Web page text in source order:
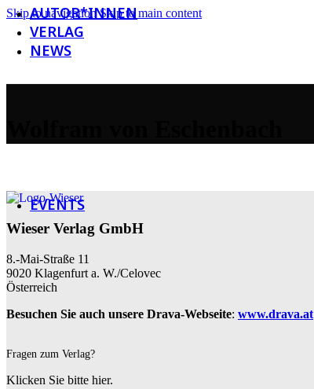
Skip to navigationSkip to main content
AUTOR*INNEN
VERLAG
NEWS
EVENTS
Wieser Verlag GmbH
8.-Mai-Straße 11
9020 Klagenfurt a. W./Celovec
Österreich
Besuchen Sie auch unsere Drava-Webseite: www.drava.at
Fragen zum Verlag?
Klicken Sie bitte hier.